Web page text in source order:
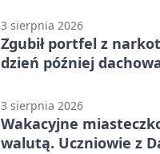
3 sierpnia 2026
Zgubił portfel z
dzień później
3 sierpnia 2026
Wakacyjne
walutą. Uczniowie z